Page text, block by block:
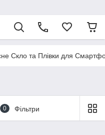
Скло та Плівки для
0 Фільтри